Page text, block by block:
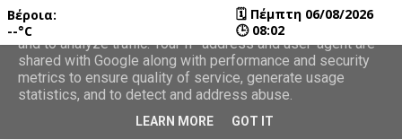
Βέροια:
--°C
🗓 Πέμπτη 06/08/2026
🕒 08:02
This site uses cookies from Google to deliver its services
and to analyze traffic. Your IP address and user-agent are
shared with Google along with performance and security
metrics to ensure quality of service, generate usage
statistics, and to detect and address abuse.
LEARN MORE GOT IT